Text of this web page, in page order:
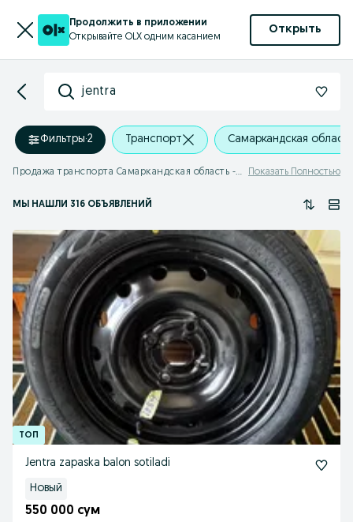
Продолжить в приложении
Открывайте OLX одним касанием
Открыть
jentra
Фильтры·2 Транспорт Самаркандская
Продажа транспорта Самаркандская область - jentra Показать Полностью
МЫ НАШЛИ 316 ОБЪЯВЛЕНИЙ
Jentra zapaska balon sotiladi
Новый
550 000 сум